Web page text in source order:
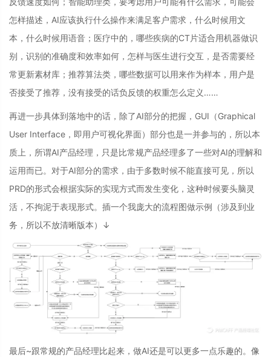
怎样描述，AI应该执行什么操作来满足客户需求，什么时候用文
本，什么时候用语音；医疗中的，哪些疾病的CT片适合用机器做识
别，识别的准确度和效率如何，怎样与医生进行交互，是否需要经
常更新素材库；推荐算法类，哪些数据可以用来作为样本，用户是
否接受了推荐，没有接受的话负反馈的权重怎么定义……
再进一步具体到落地中的话，除了AI部分的把握，GUI（Graphical
User Interface，即用户可视化界面）部分也是一并参与的，所以本
质上，所谓AI产品经理，只是比常规产品经理多了一些对AI的理解和
运用而已。对于AI部分的需求，由于多数时候不能直接可见，所以
PRD的形式会根据实际的实现方式而发生变化，这种时候要头脑灵
活，不拘泥于表现形式。插一个我庞大的流程图做示例（涉及到业
务，所以不放清晰版本）↓
最后~跟常规的产品经理比起来，做AI还是可以更多一点乐趣的。像